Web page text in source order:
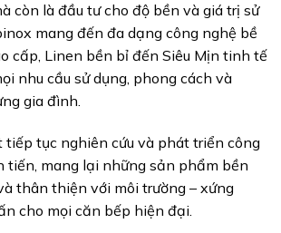
còn là đầu tư cho độ bền và giá trị sử
mang đến đa dạng công nghệ bề
cấp, Linen bền bỉ đến Siêu Mịn tinh tế
nhu cầu sử dụng, phong cách và
gia đình.
tiếp tục nghiên cứu và phát triển công
tiến, mang lại những sản phẩm bền
thân thiện với môi trường – xứng
cho mọi căn bếp hiện đại.